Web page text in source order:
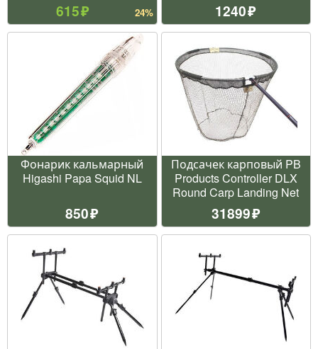
615 24% 1240
Фонарик кальмарный
Higashi Papa Squid NL
850
Подсачек карповый PB
Products Controller DLX
Round Carp Landing Net
31899